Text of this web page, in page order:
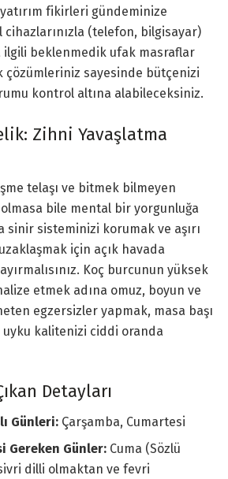
fikirleri gündeminize
cihazlarınızla (telefon, bilgisayar)
ilgili beklenmedik ufak masraflar
çözümleriniz sayesinde bütçenizi
kontrol altına alabileceksiniz.
Zihni Yavaşlatma
telaşı ve bitmek bilmeyen
bile mental bir yorgunluğa
sinir sisteminizi korumak ve aşırı
için açık havada
Koç burcunun yüksek
etmek adına omuz, boyun ve
egzersizler yapmak, masa başı
kalitenizi ciddi oranda
Detayları
Günleri: Çarşamba, Cumartesi
Gereken Günler: Cuma (Sözlü
dilli olmaktan ve fevri